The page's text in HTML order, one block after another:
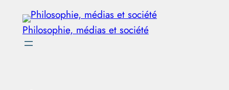
Aller
contenu
Philosophie, médias et société